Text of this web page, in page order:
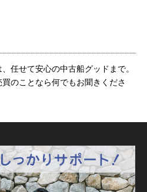
任せて安心の中古船グッドまで。
のことなら何でもお聞きくださ